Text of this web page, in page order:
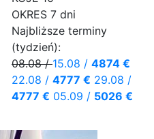
OKRES 7 dni
Najbliższe terminy
(tydzień):
08.08/15.08 / 4874 €
22.08 / 4777 € 29.08 /
4777 € 05.09 / 5026 €